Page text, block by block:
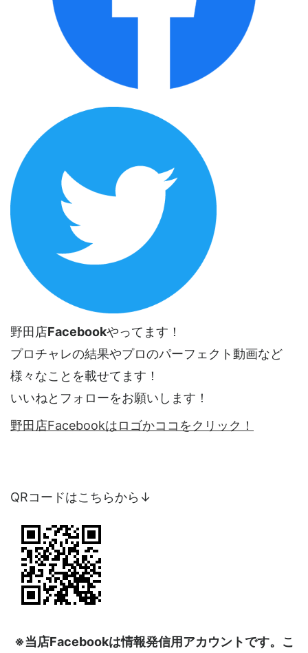
野田店Facebookやってます！
プロチャレの結果やプロのパーフェクト動画など
様々なことを載せてます！
いいねとフォローをお願いします！
野田店Facebookはロゴかココをクリック！
QRコードはこちらから↓
※当店Facebookは情報発信用アカウントです。こ